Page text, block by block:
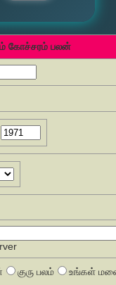
கோச்சரம் பலன்
குரு பலம் உங்கள்